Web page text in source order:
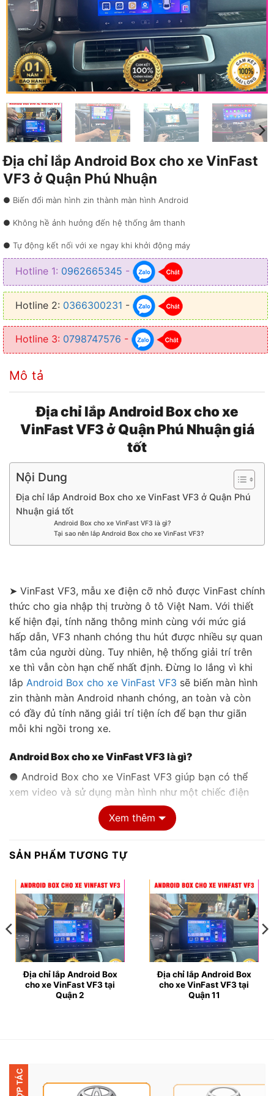
Địa chỉ lắp Android Box cho xe VinFast
VF3 ở Quận Phú Nhuận
● Biến đổi màn hình zin thành màn hình Android
● Không hề ảnh hưởng đến hệ thống âm thanh
● Tự động kết nối với xe ngay khi khởi động máy
● Kết nối Internet 4G và truy cập kho ứng dụng đa dạng
● Sử dụng linh hoạt trên cả 2 hệ điều hành
● Điều khiển bằng giọng nói thông qua nút bấm trên vô lăng
Hotline 1: 0962665345 -
Hotline 2: 0366300231 -
Hotline 3: 0798747576 -
Mô tả
Địa chỉ lắp Android Box cho xe
VinFast VF3 ở Quận Phú Nhuận giá
tốt
Nội Dung
Địa chỉ lắp Android Box cho xe VinFast VF3 ở Quận Phú
Nhuận giá tốt
Android Box cho xe VinFast VF3 là gì?
Tại sao nên lắp Android Box cho xe VinFast VF3?
➤ VinFast VF3, mẫu xe điện cỡ nhỏ được VinFast chính
thức cho gia nhập thị trường ô tô Việt Nam. Với thiết
kế hiện đại, tính năng thông minh cùng với mức giá
hấp dẫn, VF3 nhanh chóng thu hút được nhiều sự quan
tâm của người dùng. Tuy nhiên, hệ thống giải trí trên
xe thì vẫn còn hạn chế nhất định. Đừng lo lắng vì khi
lắp Android Box cho xe VinFast VF3 sẽ biến màn hình
zin thành màn Android nhanh chóng, an toàn và còn
có đầy đủ tính năng giải trí tiện ích để bạn thư giãn
mỗi khi ngồi trong xe.
Android Box cho xe VinFast VF3 là gì?
● Android Box cho xe VinFast VF3 giúp bạn có thể
xem video và sử dụng màn hình như một chiếc điện
thoại Android ngay cả khi xe đang di chuyển.
đổi màn hình zin của xe VinFast VF3 thành màn hình
vời như xem Youtube, lướt web, nghe nhạc trực tuyến,
Facebook, tra cứu đường đi trên Google Maps,
Vietmap,…cùng nhiều tiện ích hỗ trợ lái xe an toàn
khác.
● Đặc biệt, thiết bị này còn không hề ảnh hưởng đến
hệ thống âm thanh, màn hình nguyên bản của xe.
Xem thêm
SẢN PHẨM TƯƠNG TỰ
Địa chỉ lắp Android Box
cho xe VinFast VF3 tại
Quận 2
Địa chỉ lắp Android Box
cho xe VinFast VF3 tại
Quận 11